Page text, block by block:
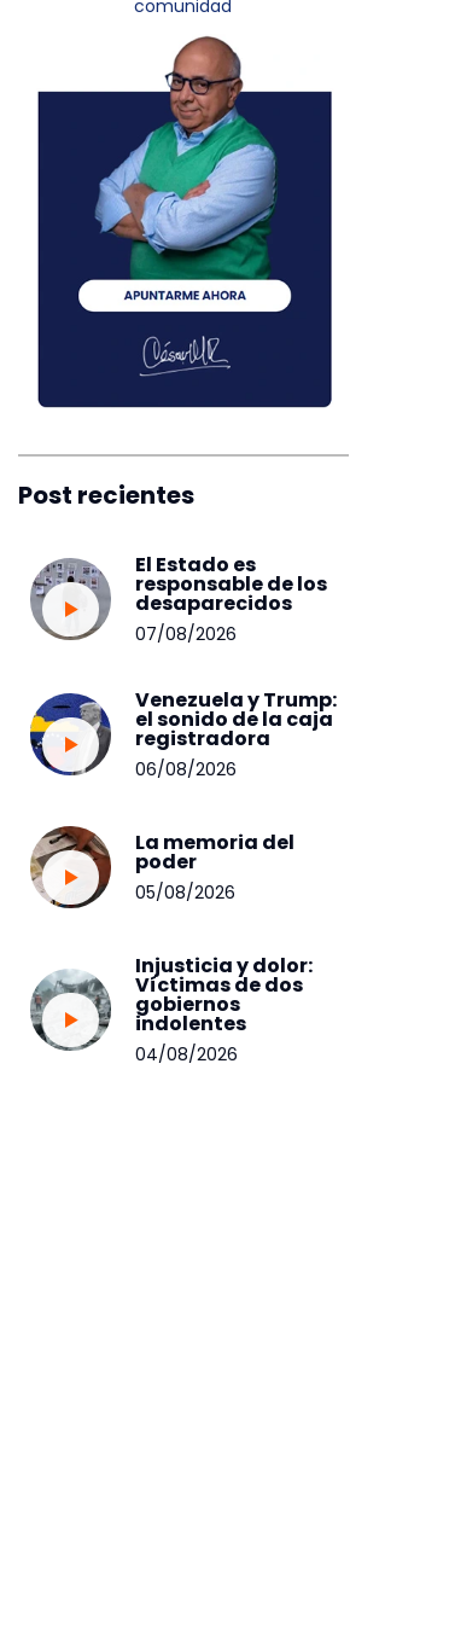
comunidad
Post recientes
El Estado es
responsable de los
desaparecidos
07/08/2026
Venezuela y Trump:
el sonido de la caja
registradora
06/08/2026
La memoria del
poder
05/08/2026
Injusticia y dolor:
Víctimas de dos
gobiernos
indolentes
04/08/2026